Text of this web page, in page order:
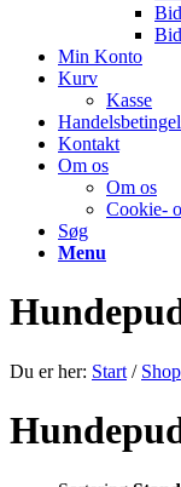
Min Konto
Kurv
Kasse
Kontakt
Om os
Om os
Cookie-
Søg
Menu
Du er her: Start / Shop